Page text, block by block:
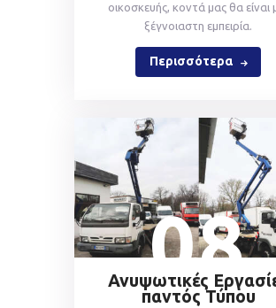
οικοσκευής, κοντά μας θα είναι
ξέγνοιαστη εμπειρία.
Περισσότερα
08
Ανυψωτικές
παντός Τύπου